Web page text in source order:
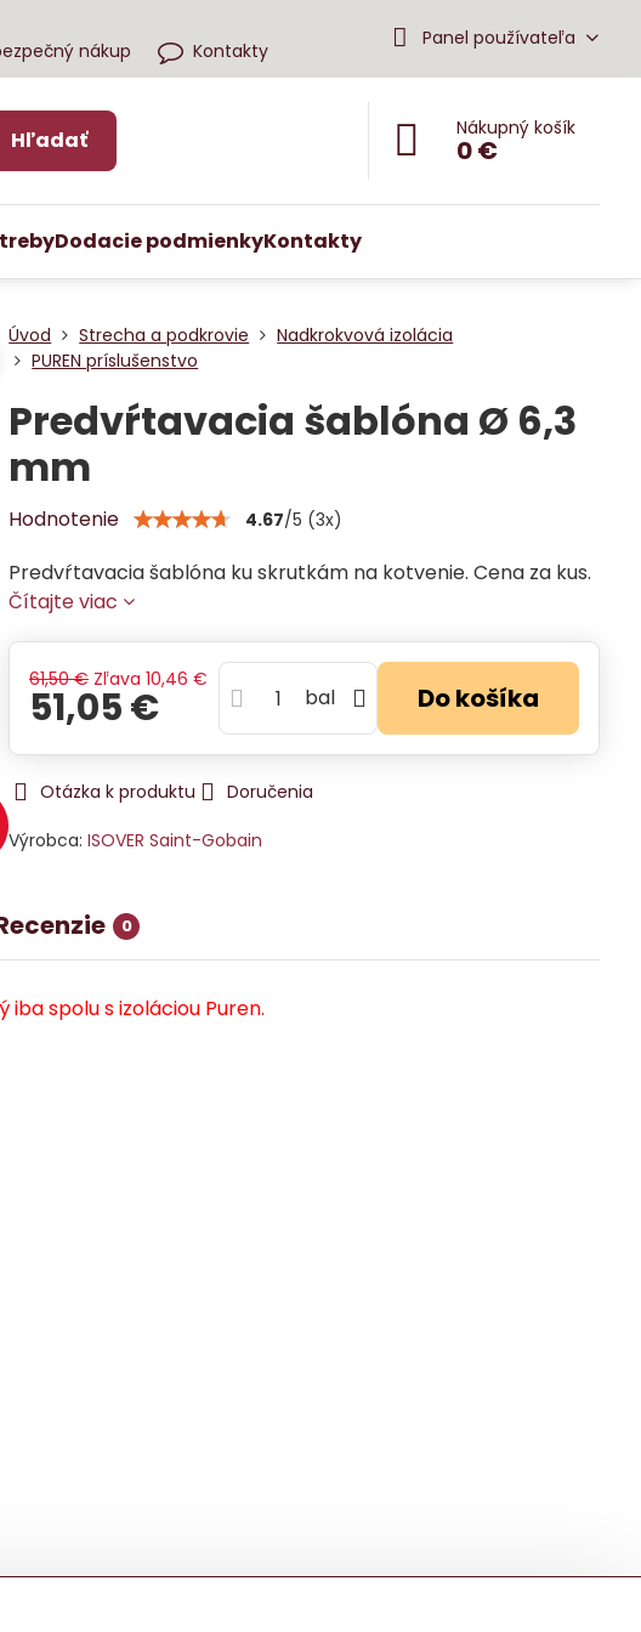
nákup Kontakty
Panel používateľa
Hľadať Nákupný košík
0 €
Dodacie podmienkyKontakty
Úvod Strecha a podkrovie
Nadkrokvová izolácia
PUREN príslušenstvo
Predvŕtavacia šablóna Ø 6,3
mm
Hodnotenie 4.67/5 (3x)
Predvŕtavacia šablóna ku skrutkám na kotvenie. Cena za kus.
Čítajte viac
61,50 € Zľava 10,46 €
51,05 € bal Do košíka
Otázka k produktu
Doručenia
Výrobca:ISOVER Saint-Gobain
0
spolu s izoláciou Puren.